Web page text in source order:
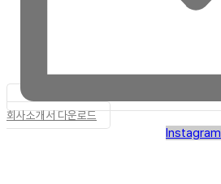
회사소개서 다운로드
Instagram